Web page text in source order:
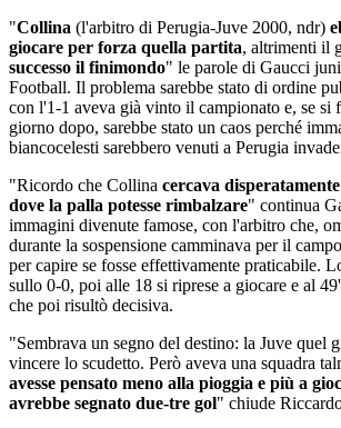
"Collina (l'arbitro di Perugia-Juve 2000, ndr)
giocare per forza quella partita, altrimenti il
successo il finimondo" le parole di Gaucci
Football. Il problema sarebbe stato di ordine
con l'1-1 aveva già vinto il campionato e, se si
giorno dopo, sarebbe stato un caos perché
biancocelesti sarebbero venuti a Perugia
"Ricordo che Collina cercava
dove la palla potesse rimbalzare" continua
immagini divenute famose, con l'arbitro che,
durante la sospensione camminava per il
per capire se fosse effettivamente praticabile.
sullo 0-0, poi alle 18 si riprese a giocare e al
che poi risultò decisiva.
"Sembrava un segno del destino: la Juve quel
vincere lo scudetto. Però aveva una squadra
avesse pensato meno alla pioggia e più a
avrebbe segnato due-tre gol" chiude